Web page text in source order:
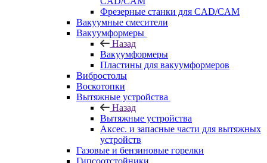
Фрезерные станки для CAD/CAM
Вакуумные смесители
Вакуумформеры
Назад
Вакуумформеры
Пластины для вакуумформеров
Вибростолы
Воскотопки
Вытяжные устройства
Назад
Вытяжные устройства
Аксес. и запасные части для вытяжных
устройств
Газовые и бензиновые горелки
Гипсоотстойники